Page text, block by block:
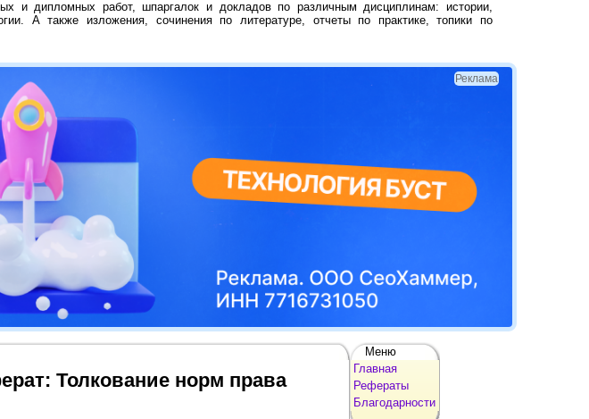
и дипломных работ, шпаргалок и докладов по различным дисциплинам: истории,
А также изложения, сочинения по литературе, отчеты по практике, топики по
Реклама
Толкование норм права
Меню
Главная
Рефераты
Благодарности